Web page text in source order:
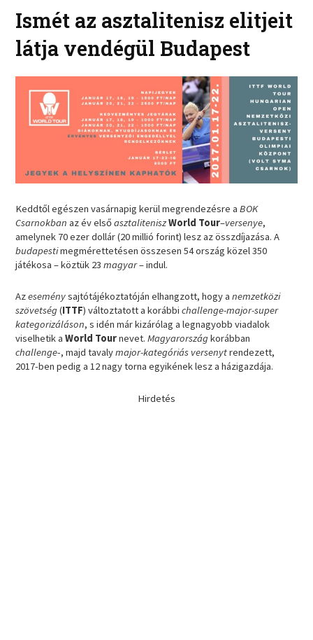
Ismét az asztalitenisz elitjeit
látja vendégül Budapest
Keddtől egészen vasárnapig kerül megrendezésre a BOK
Csarnokban az év elsőasztaliteniszWorld Tour–versenye,
amelynek 70 ezer dollár (20 millió forint) lesz az összdíjazása. A
budapestimegmérettetésen összesen 54 ország közel 350
játékosa – köztük 23magyar– indul.
Azeseménysajtótájékoztatóján elhangzott, hogy anemzetközi
szövetség(ITTF) változtatott a korábbi challenge-major-super
kategorizáláson, s idén már kizárólag a legnagyobb viadalok
viselhetik aWorld Tournevet.Magyarországkorábban
challenge-, majd tavalymajor-kategóriás versenytrendezett,
2017-ben pedig a 12 nagy torna egyikének lesz a házigazdája.
Hirdetés